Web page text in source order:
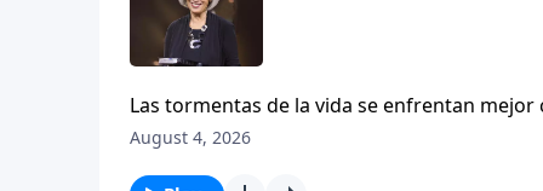
Las tormentas de la vida se enfrentan
ama. Una de nuestras oyentes comparte
August 4, 2026